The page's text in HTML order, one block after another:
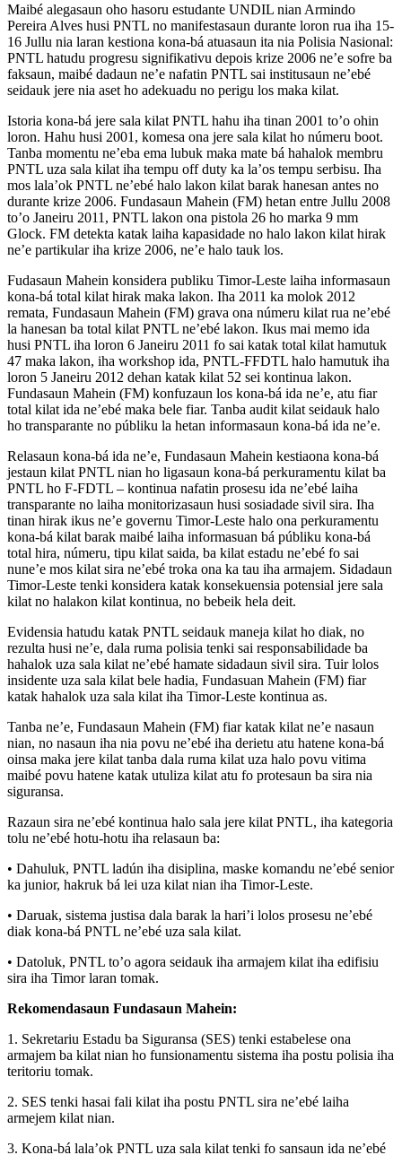
Maibé alegasaun oho hasoru estudante UNDIL nian Armindo
Pereira Alves husi PNTL no manifestasaun durante loron rua iha 15-
16 Jullu nia laran kestiona kona-bá atuasaun ita nia Polisia Nasional:
PNTL hatudu progresu signifikativu depois krize 2006 ne’e sofre ba
faksaun, maibé dadaun ne’e nafatin PNTL sai institusaun ne’ebé
seidauk jere nia aset ho adekuadu no perigu los maka kilat.
Istoria kona-bá jere sala kilat PNTL hahu iha tinan 2001 to’o ohin
loron. Hahu husi 2001, komesa ona jere sala kilat ho númeru boot.
Tanba momentu ne’eba ema lubuk maka mate bá hahalok membru
PNTL uza sala kilat iha tempu off duty ka la’os tempu serbisu. Iha
mos lala’ok PNTL ne’ebé halo lakon kilat barak hanesan antes no
durante krize 2006. Fundasaun Mahein (FM) hetan entre Jullu 2008
to’o Janeiru 2011, PNTL lakon ona pistola 26 ho marka 9 mm
Glock. FM detekta katak laiha kapasidade no halo lakon kilat hirak
ne’e partikular iha krize 2006, ne’e halo tauk los.
Fudasaun Mahein konsidera publiku Timor-Leste laiha informasaun
kona-bá total kilat hirak maka lakon. Iha 2011 ka molok 2012
remata, Fundasaun Mahein (FM) grava ona númeru kilat rua ne’ebé
la hanesan ba total kilat PNTL ne’ebé lakon. Ikus mai memo ida
husi PNTL iha loron 6 Janeiru 2011 fo sai katak total kilat hamutuk
47 maka lakon, iha workshop ida, PNTL-FFDTL halo hamutuk iha
loron 5 Janeiru 2012 dehan katak kilat 52 sei kontinua lakon.
Fundasaun Mahein (FM) konfuzaun los kona-bá ida ne’e, atu fiar
total kilat ida ne’ebé maka bele fiar. Tanba audit kilat seidauk halo
ho transparante no públiku la hetan informasaun kona-bá ida ne’e.
Relasaun kona-bá ida ne’e, Fundasaun Mahein kestiaona kona-bá
jestaun kilat PNTL nian ho ligasaun kona-bá perkuramentu kilat ba
PNTL ho F-FDTL – kontinua nafatin prosesu ida ne’ebé laiha
transparante no laiha monitorizasaun husi sosiadade sivil sira. Iha
tinan hirak ikus ne’e governu Timor-Leste halo ona perkuramentu
kona-bá kilat barak maibé laiha informasuan bá públiku kona-bá
total hira, númeru, tipu kilat saida, ba kilat estadu ne’ebé fo sai
nune’e mos kilat sira ne’ebé troka ona ka tau iha armajem. Sidadaun
Timor-Leste tenki konsidera katak konsekuensia potensial jere sala
kilat no halakon kilat kontinua, no bebeik hela deit.
Evidensia hatudu katak PNTL seidauk maneja kilat ho diak, no
rezulta husi ne’e, dala ruma polisia tenki sai responsabilidade ba
hahalok uza sala kilat ne’ebé hamate sidadaun sivil sira. Tuir lolos
insidente uza sala kilat bele hadia, Fundasuan Mahein (FM) fiar
katak hahalok uza sala kilat iha Timor-Leste kontinua as.
Tanba ne’e, Fundasaun Mahein (FM) fiar katak kilat ne’e nasaun
nian, no nasaun iha nia povu ne’ebé iha derietu atu hatene kona-bá
oinsa maka jere kilat tanba dala ruma kilat uza halo povu vitima
maibé povu hatene katak utuliza kilat atu fo protesaun ba sira nia
siguransa.
Razaun sira ne’ebé kontinua halo sala jere kilat PNTL, iha kategoria
tolu ne’ebé hotu-hotu iha relasaun ba:
• Dahuluk, PNTL ladún iha disiplina, maske komandu ne’ebé senior
ka junior, hakruk bá lei uza kilat nian iha Timor-Leste.
• Daruak, sistema justisa dala barak la hari’i lolos prosesu ne’ebé
diak kona-bá PNTL ne’ebé uza sala kilat.
• Datoluk, PNTL to’o agora seidauk iha armajem kilat iha edifisiu
sira iha Timor laran tomak.
Rekomendasaun Fundasaun Mahein:
1. Sekretariu Estadu ba Siguransa (SES) tenki estabelese ona
armajem ba kilat nian ho funsionamentu sistema iha postu polisia iha
teritoriu tomak.
2. SES tenki hasai fali kilat iha postu PNTL sira ne’ebé laiha
armejem kilat nian.
3. Kona-bá lala’ok PNTL uza sala kilat tenki fo sansaun ida ne’ebé